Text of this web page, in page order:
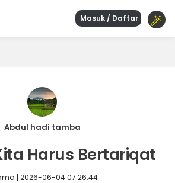
Masuk / Daftar
Abdul hadi tamba
Harus Bertariqat
| 2026-06-04 07:26:44